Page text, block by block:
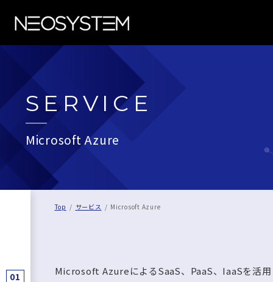
SERVICE
Microsoft Azure
Top サービス Microsoft Azure
Microsoft AzureによるSaaS、PaaS、IaaSを活